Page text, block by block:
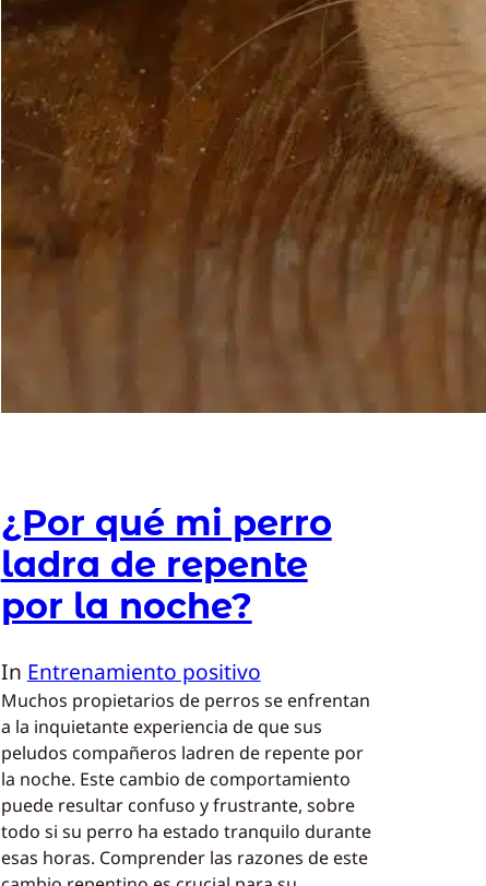
¿Por qué mi perro
ladra de repente
por la noche?
In Entrenamiento positivo
Muchos propietarios de perros se enfrentan
a la inquietante experiencia de que sus
peludos compañeros ladren de repente por
la noche. Este cambio de comportamiento
puede resultar confuso y frustrante, sobre
todo si su perro ha estado tranquilo durante
esas horas. Comprender las razones de este
calm